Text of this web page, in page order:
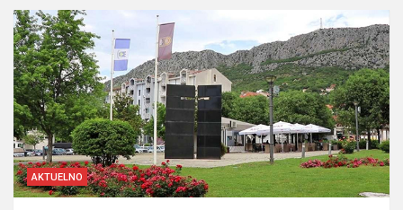
AKTUELNO